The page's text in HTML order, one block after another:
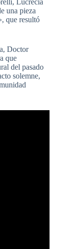
una pieza
que resultó
Doctor
que
del pasado
solemne,